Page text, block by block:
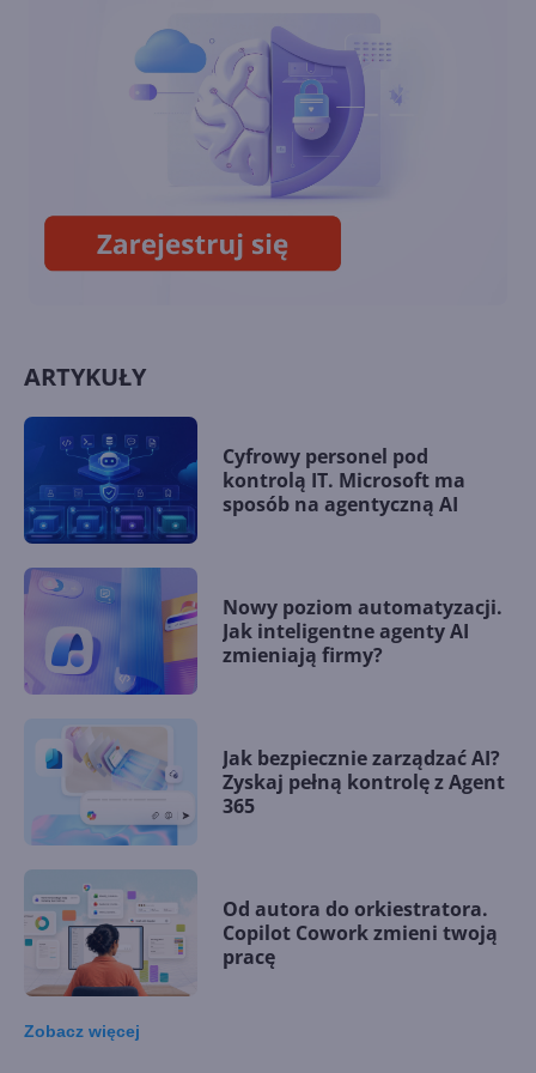
konsumentów. Ile będzie
kosztować?
Październikowa aktualizacja
opcjonalna Windows 10 22H2
(build 19045.5073)
ARTYKUŁY
Cyfrowy personel pod
kontrolą IT. Microsoft ma
sposób na agentyczną AI
Nowy poziom automatyzacji.
Jak inteligentne agenty AI
zmieniają firmy?
Jak bezpiecznie zarządzać AI?
Zyskaj pełną kontrolę z Agent
365
Od autora do orkiestratora.
Copilot Cowork zmieni twoją
pracę
Zobacz więcej